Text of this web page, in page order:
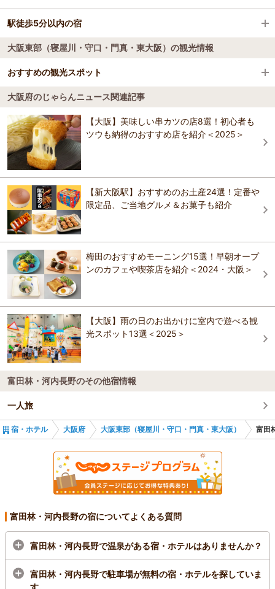
ホテルリブマックス大阪門真
ザ・セレクトンあべの松原駅前
ホテルインペリアル香里園
リッチモンドホテル東大阪
ホテル アゴーラ 大阪守口
復活の隠れ秘湯～天然高温泉と大衆演劇 八尾グラ
ンドホテル
セカイホテル大阪布施ーＤｅｅｐＯｓａｋａＥｘｐ
ｅｒｉｅｎｃｅ
東横ＩＮＮ大阪門真市駅前
スーパーホテル門真 天然温泉 花乃井秀吉ゆかり
KOKO HOTEL 東大阪
ニューコマンダーホテル 大阪 ＜寝屋川＞
リッチモンドホテル東大阪
大阪の絶景温泉旅館 ホテルセイリュウ
ホテル アゴーラ 大阪守口
門真パブリックホテル
復活の隠れ秘湯～天然高温泉と大衆演劇 八尾グラ
ンドホテル
東横ＩＮＮ大阪門真市駅前
駅徒歩5分以内の宿
スーパーホテル門真 天然温泉 花乃井秀吉ゆかり
ホテルリブマックス大阪門真
KOKO HOTEL 東大阪
ザ・セレクトンあべの松原駅前
ホテルインペリアル香里園
八尾ターミナルホテル南館
八尾ターミナルホテル北館
リッチモンドホテル東大阪
ホテル アゴーラ 大阪守口
大阪東部（寝屋川・守口・門真・東大阪）の観光情報
おすすめの観光スポット
ブルーベリー畑 まーるいかんぱにー
4.8
おすすめの観光スポットガイドを見る
大阪府のじゃらんニュース関連記事
【大阪】美味しい串カツの店8選！初心者も
ツウも納得のおすすめ店を紹介＜2025＞
【新大阪駅】おすすめのお土産24選！定番や
限定品、ご当地グルメ＆お菓子も紹介
梅田のおすすめモーニング15選！早朝オープ
ンのカフェや喫茶店を紹介＜2024・大阪＞
【大阪】雨の日のお出かけに室内で遊べる観
光スポット13選＜2025＞
富田林・河内長野のその他宿情報
一人旅
宿・ホテル 大阪府 大阪東部（寝屋川・守口・門真・東大阪） 富田
富田林・河内長野の宿についてよくある質問
富田林・河内長野で温泉がある宿・ホテルはありませんか？
富田林・河内長野で駐車場が無料の宿・ホテルを探していま
す。